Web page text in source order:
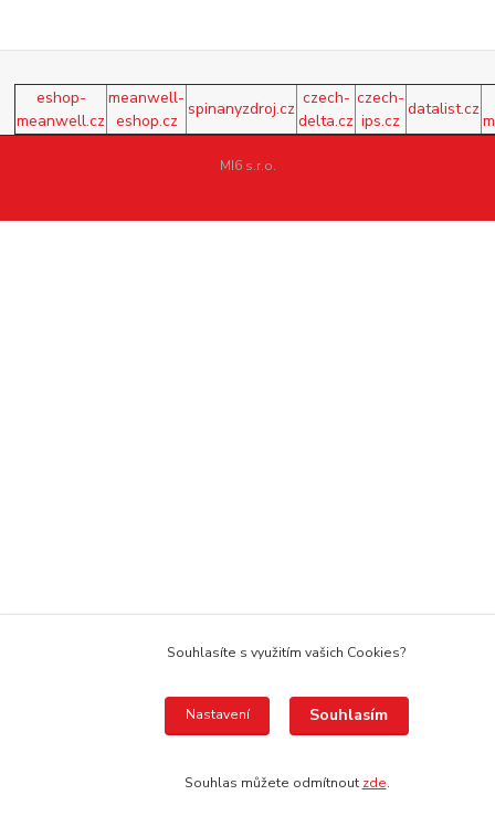
eshop-
meanwell.cz
meanwell-
eshop.cz
spinanyzdroj.cz
czech-
delta.cz
czech-
ips.cz
datalist.cz
MI6 s.r.o.
Souhlasíte s využitím vašich Cookies?
Nastavení Souhlasím
Souhlas můžete odmítnout zde.